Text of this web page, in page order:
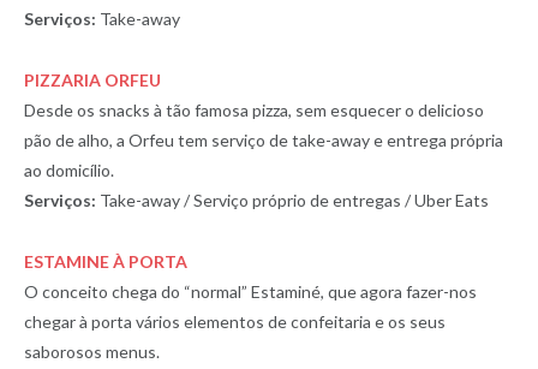
Serviços: Take-away
PIZZARIA ORFEU
Desde os snacks à tão famosa pizza, sem esquecer o delicioso
pão de alho, a Orfeu tem serviço de take-away e entrega própria
ao domicílio.
Serviços: Take-away / Serviço próprio de entregas / Uber Eats
ESTAMINE À PORTA
O conceito chega do “normal” Estaminé, que agora fazer-nos
chegar à porta vários elementos de confeitaria e os seus
saborosos menus.